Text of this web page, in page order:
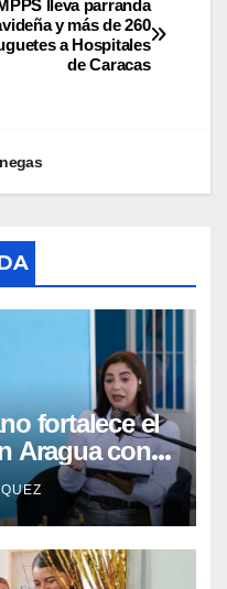
lleva parranda
y más de 260
a Hospitales
de Caracas
fortalece el
Aragua con
CDI La Mora